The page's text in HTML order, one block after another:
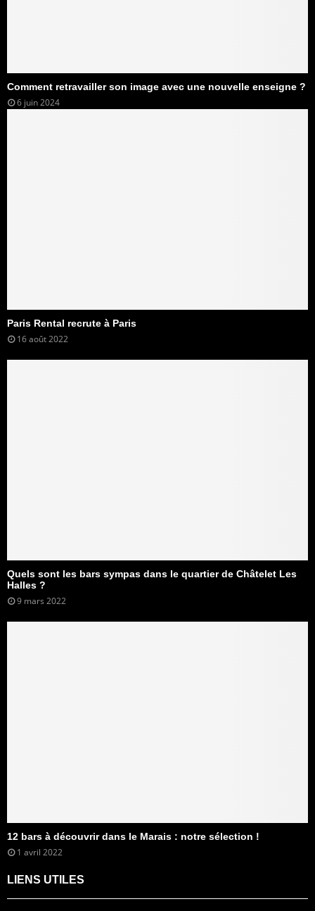
Comment retravailler son image avec une nouvelle enseigne ?
6 juin 2024
Paris Rental recrute à Paris
16 août 2022
Quels sont les bars sympas dans le quartier de Châtelet Les
Halles ?
9 mars 2022
12 bars à découvrir dans le Marais : notre sélection !
1 avril 2022
LIENS UTILES